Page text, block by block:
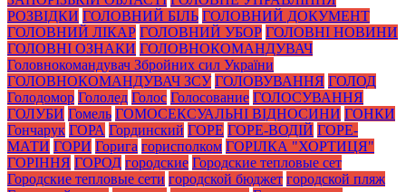
РОЗВІДКИ ГОЛОВНИЙ БІЛЬ ГОЛОВНИЙ ДОКУМЕНТ
ГОЛОВНИЙ ЛІКАР ГОЛОВНИЙ УБОР ГОЛОВНІ НОВИНИ
ГОЛОВНІ ОЗНАКИ ГОЛОВНОКОМАНДУВАЧ
Головнокомандувач Збройних сил України
ГОЛОВНОКОМАНДУВАЧ ЗСУ ГОЛОВУВАННЯ ГОЛОД
Голодомор Гололед Голос Голосование ГОЛОСУВАННЯ
ГОЛУБИ Гомель ГОМОСЕКСУАЛЬНІ ВІДНОСИНИ ГОНКИ
Гончарук ГОРА Гординский ГОРЕ ГОРЕ-ВОДІЙ ГОРЕ-
МАТИ ГОРИ Горига горисполком ГОРІЛКА "ХОРТИЦЯ"
ГОРІННЯ ГОРОД городские Городские тепловые сет
Городские тепловые сети городской бюджет городской пляж